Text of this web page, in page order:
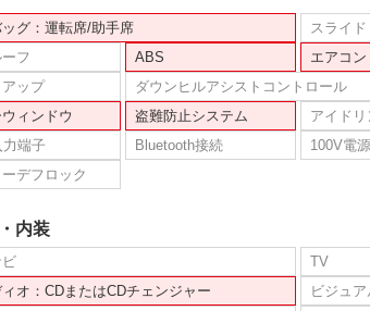
グ：運転席/助手席
スライド
フ
ABS エアコン
アップ
ダウンヒルアシストコントロール
ィンドウ
盗難防止システム アイド
端子
Bluetooth接続 100V電源
デフロック
内装
ビ
TV
オ：CDまたはCDチェンジャー
ビジュア